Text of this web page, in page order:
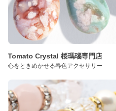
Tomato Crystal 桜瑪瑙専門店
心をときめかせる春色アクセサリー